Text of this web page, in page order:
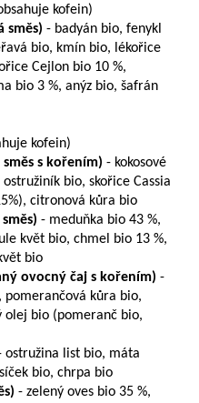
kofein)
směs) - badyán bio, fenykl
bio, kmín bio, lékořice
Cejlon bio 10 %,
bio 3 %, anýz bio, šafrán
kofein)
s kořením) - kokosové
bio, skořice Cassia
citronová kůra bio
- meduňka bio 43 %,
květ bio, chmel bio 13 %,
bio
ovocný čaj s kořením) -
pomerančová kůra bio,
olej bio (pomeranč bio,
ostružina list bio, máta
bio, chrpa bio
- zelený oves bio 35 %,